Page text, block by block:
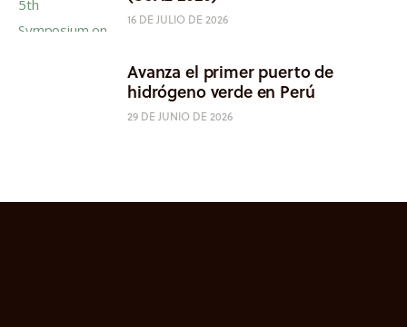
16 DE JULIO DE 2026
Avanza el primer puerto de
hidrógeno verde en Perú
29 DE JUNIO DE 2026